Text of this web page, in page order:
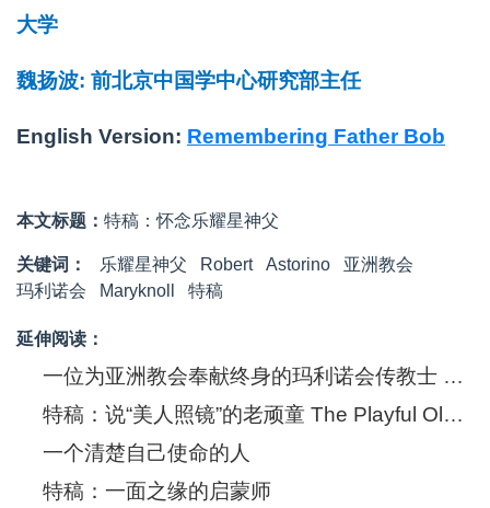
大学
魏扬波: 前北京中国学中心研究部主任
English Version: Remembering Father Bob
本文标题： 特稿：怀念乐耀星神父
关键词： 乐耀星神父 Robert Astorino
亚洲教会
玛利诺会
Maryknoll 特稿
延伸阅读：
一位为亚洲教会奉献终身的玛利诺会传教士 A Maryknoll missionary who dedicated his life to the Church in Asia
特稿：说“美人照镜”的老顽童 The Playful Old Man Who Likes to Say: “Meiren Zhao Jing”
一个清楚自己使命的人
特稿：一面之缘的启蒙师